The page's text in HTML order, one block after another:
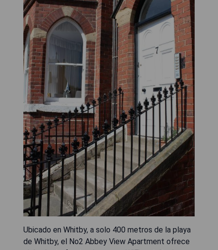
Ubicado en Whitby, a solo 400 metros de la playa
de Whitby, el No2 Abbey View Apartment ofrece